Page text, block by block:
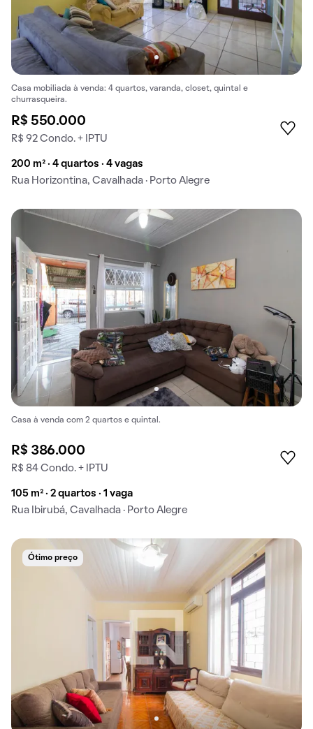
Casa mobiliada à venda: 4 quartos, varanda, closet, quintal e
churrasqueira.
R$ 550.000
R$ 92 Condo. + IPTU
200 m² · 4 quartos · 4 vagas
Rua Horizontina, Cavalhada · Porto Alegre
Casa à venda com 2 quartos e quintal.
R$ 386.000
R$ 84 Condo. + IPTU
105 m² · 2 quartos · 1 vaga
Rua Ibirubá, Cavalhada · Porto Alegre
Ótimo preço